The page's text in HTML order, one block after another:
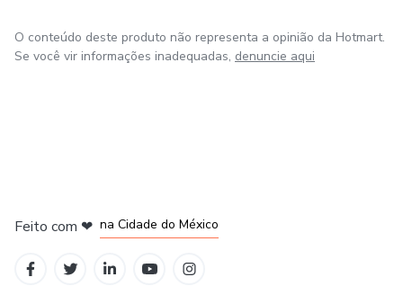
O conteúdo deste produto não representa a opinião da Hotmart.
Se você vir informações inadequadas, denuncie aqui
Feito com ❤ na Cidade do México